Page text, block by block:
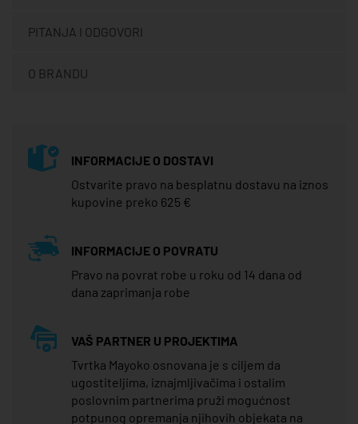
PITANJA I ODGOVORI
O BRANDU
INFORMACIJE O DOSTAVI
Ostvarite pravo na besplatnu dostavu na iznos
kupovine preko 625 €
INFORMACIJE O POVRATU
Pravo na povrat robe u roku od 14 dana od
dana zaprimanja robe
VAŠ PARTNER U PROJEKTIMA
Tvrtka Mayoko osnovana je s ciljem da
ugostiteljima, iznajmljivačima i ostalim
poslovnim partnerima pruži mogućnost
potpunog opremanja njihovih objekata na